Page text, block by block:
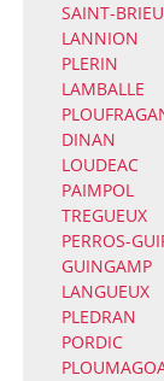
SAINT-
LANNION
PLERIN
LAMBALLE
DINAN
LOUDEAC
PAIMPOL
TREGUEUX
PERROS-
GUINGAMP
LANGUEUX
PLEDRAN
PORDIC